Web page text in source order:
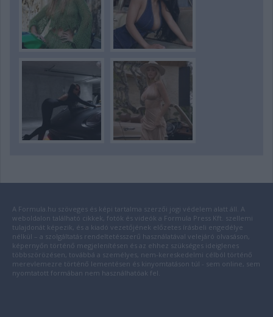
A Formula.hu szöveges és képi tartalma szerzői jogi védelem alatt áll. A
weboldalon található cikkek, fotók és videók a Formula Press Kft. szellemi
tulajdonát képezik, és a kiadó vezetőjének előzetes írásbeli engedélye
nélkül – a szolgáltatás rendeltetésszerű használatával velejáró olvasáson,
képernyőn történő megjelenítésen és az ehhez szükséges ideiglenes
többszörözésen, továbbá a személyes, nem-kereskedelmi célból történő
merevlemezre történő lementésen és kinyomtatáson túl - sem online, sem
nyomtatott formában nem használhatóak fel.